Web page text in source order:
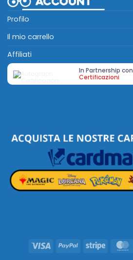
Profilo
Il mio carrello
Affiliati
In Partnership con
Certificazioni
Visa PayPal Stripe